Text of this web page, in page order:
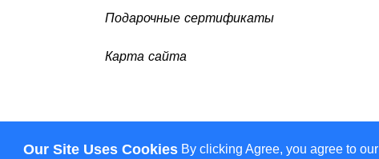
Our Site Uses Cookies By clicking Agree, you agree to our
Подарочные сертификаты
Карта сайта